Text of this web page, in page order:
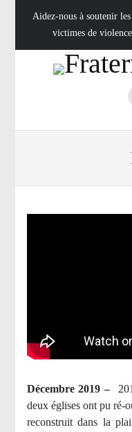
Aidez-nous à soutenir
victimes de
Décembre 2019 –
deux églises ont pu ré-
reconstruit dans la